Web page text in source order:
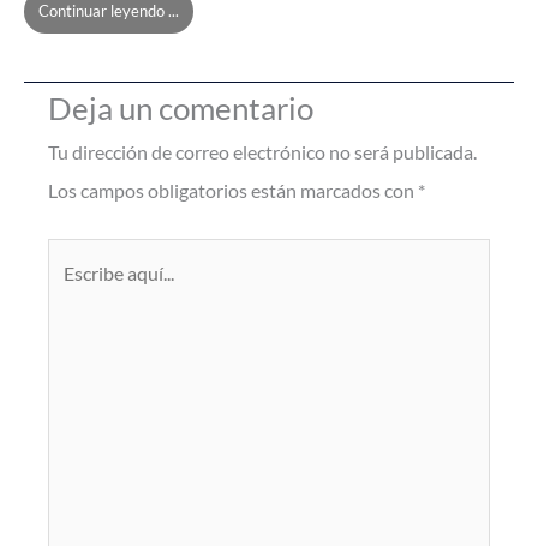
Continuar leyendo ...
Deja un comentario
Tu dirección de correo electrónico no será publicada.
Los campos obligatorios están marcados con *